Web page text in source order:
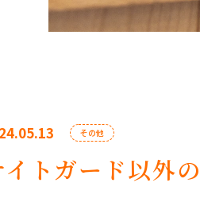
その他
イトガード以外